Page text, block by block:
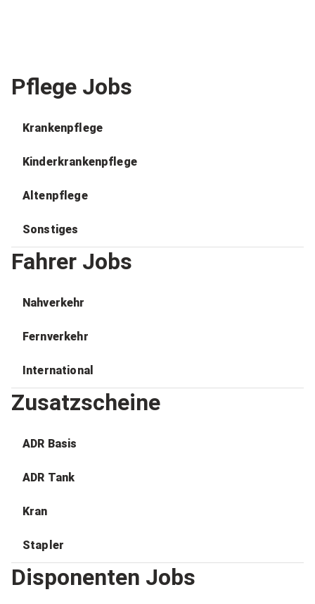
Pflege Jobs
Krankenpflege
Kinderkrankenpflege
Altenpflege
Sonstiges
Fahrer Jobs
Nahverkehr
Fernverkehr
International
Zusatzscheine
ADR Basis
ADR Tank
Kran
Stapler
Disponenten Jobs